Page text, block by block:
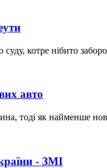
котре нібито
авто
тоді як найменше
- ЗМІ